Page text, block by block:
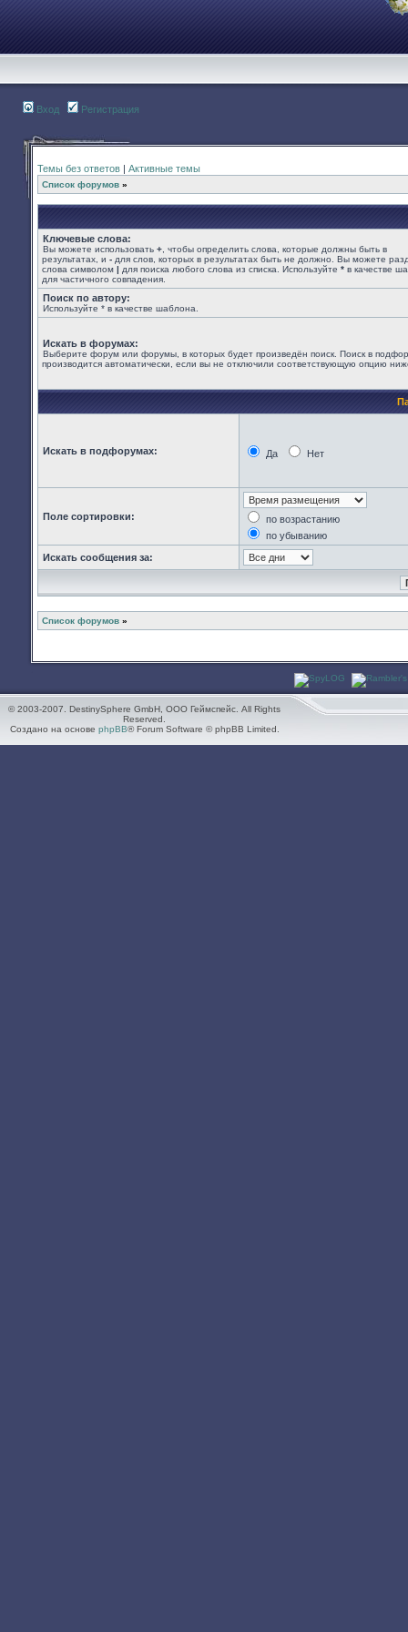
Вход Регистрация
Темы без ответов | Активные темы
Список форумов »
Ключевые слова:
Вы можете использовать + , чтобы определить слова, которые должны быть в
результатах, и - для слов, которых в результатах быть не должно. Вы можете
слова символом | для поиска любого слова из списка. Используйте * в качестве
для частичного совпадения.
Поиск по автору:
Используйте * в качестве шаблона.
Искать в форумах:
Выберите форум или форумы, в которых будет произведён поиск. Поиск в
производится автоматически, если вы не отключили соответствующую опцию
Искать в подфорумах: Да Нет
Поле сортировки:
по возрастанию
по убыванию
Искать сообщения за:
Список форумов »
© 2003-2007. DestinySphere GmbH, ООО Геймспейс. All Rights
Reserved.
Создано на основе phpBB® Forum Software © phpBB Limited.